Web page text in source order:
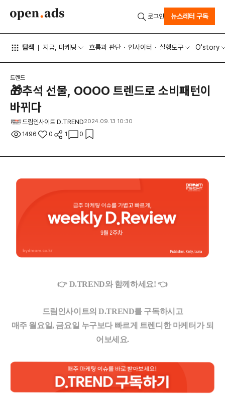
탐색 지금, 마케팅 흐름과 판단 인사이터 실행도구 O'story
로그인 뉴스레터 구독
트렌드
🎁추석 선물, OOOO 트렌드로 소비패턴이
바뀌다
드림인사이트 D.TREND2024.09.13 10:30
1496 0 1 0
👉 D.TREND와 함께하세요! 👈
드림인사이트의 D.TREND를 구독하시고
매주 월요일, 금요일 누구보다 빠르게 트렌디한 마케터가 되
어보세요.